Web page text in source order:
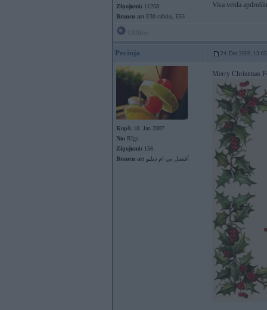
Ziņojumi: 11258
Braucu ar: E30 cabrio, E53
Visa veida
Pecinja 24. Dec 2009, 13:05
Kopš: 10. Jan 2007
No: Rīga
Ziņojumi: 156
Braucu ar: أفضل بي ام دبليو
Merry Christmas